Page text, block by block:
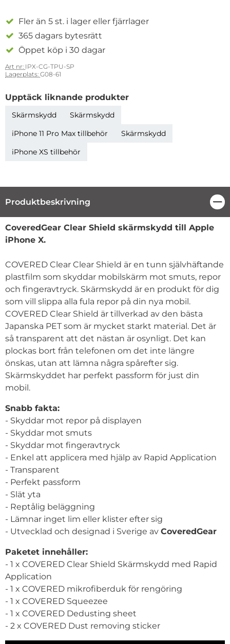
Fler än 5 st. i lager eller fjärrlager
365 dagars bytesrätt
Öppet köp i 30 dagar
Art nr: IPX-CG-TPU-SP
Lagerplats: G08-61
Upptäck liknande produkter
Skärmskydd
Skärmskydd
iPhone 11 Pro Max tillbehör
Skärmskydd
iPhone XS tillbehör
Produktbeskrivning
Produktbeskrivning
CoveredGear Clear Shield skärmskydd till Apple
iPhone X.
COVERED Clear Clear Shield är en tunn självhäftande
plastfilm som skyddar mobilskärm mot smuts, repor
och fingeravtryck. Skärmskydd är en produkt för dig
som vill slippa alla fula repor på din nya mobil.
COVERED Clear Shield är tillverkad av den bästa
Japanska PET som är mycket starkt material. Det är
så transparent att det nästan är osynligt. Det kan
plockas bort från telefonen om det inte längre
önskas, utan att lämna några spårefter sig.
Skärmskyddet har perfekt passform för just din
mobil.
Snabb fakta:
- Skyddar mot repor på displayen
- Skyddar mot smuts
- Skyddar mot fingeravtryck
- Enkel att applicera med hjälp av Rapid Application
- Transparent
- Perfekt passform
- Slät yta
- Reptålig beläggning
- Lämnar inget lim eller klister efter sig
- Utvecklad och designad i Sverige av CoveredGear
Paketet innehåller:
- 1 x COVERED Clear Shield Skärmskydd med Rapid
Application
- 1 x COVERED mikrofiberduk för rengöring
- 1 x COVERED Squeezee
- 1 x COVERED Dedusting sheet
- 2 x COVERED Dust removing sticker